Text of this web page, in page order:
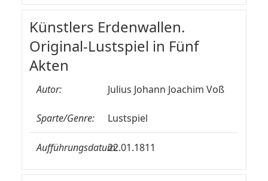
Künstlers Erdenwallen.
Original-Lustspiel in Fünf
Akten
Autor: Julius Johann Joachim Voß
Sparte/Genre: Lustspiel
Aufführungsdatum:22.01.1811